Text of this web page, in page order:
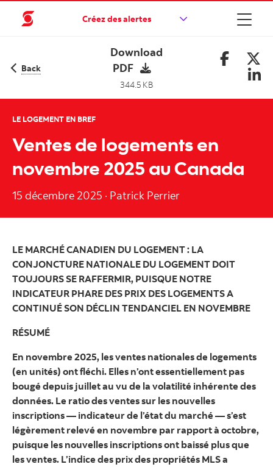
Créez des alertes
Back
Download
PDF
344.5 KB
LE LOGEMENT EN BREF
Ventes de logements en
novembre 2025 au Canada
15 décembre 2025 · Patrick Perrier
LE MARCHÉ CANADIEN DU LOGEMENT : LA
CONJONCTURE NATIONALE DU LOGEMENT DOIT
TOUJOURS SE RAFFERMIR, PUISQUE NOTRE
INDICATEUR PHARE DES PRIX DES LOGEMENTS A
CONTINUÉ SON DÉCLIN TENDANCIEL EN NOVEMBRE
RÉSUMÉ
En novembre 2025, les ventes nationales de logements
(en unités) ont fléchi. Elles n’ont essentiellement pas
bougé depuis juillet au vu de la volatilité inhérente des
données. Le ratio des ventes sur les nouvelles
inscriptions — indicateur de l’état du marché — s’est
légèrement relevé en novembre par rapport à octobre,
puisque les nouvelles inscriptions ont baissé plus que
les ventes. L’indice des prix des propriétés MLS a